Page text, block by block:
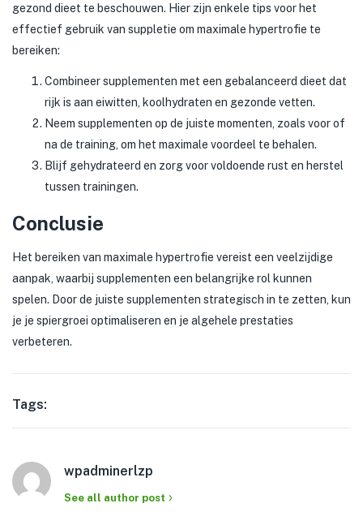
gezond dieet te beschouwen. Hier zijn enkele tips voor het
effectief gebruik van suppletie om maximale hypertrofie te
bereiken:
Combineer supplementen met een gebalanceerd dieet dat
rijk is aan eiwitten, koolhydraten en gezonde vetten.
Neem supplementen op de juiste momenten, zoals voor of
na de training, om het maximale voordeel te behalen.
Blijf gehydrateerd en zorg voor voldoende rust en herstel
tussen trainingen.
Conclusie
Het bereiken van maximale hypertrofie vereist een veelzijdige
aanpak, waarbij supplementen een belangrijke rol kunnen
spelen. Door de juiste supplementen strategisch in te zetten, kun
je je spiergroei optimaliseren en je algehele prestaties
verbeteren.
Tags:
wpadminerlzp
See all author post